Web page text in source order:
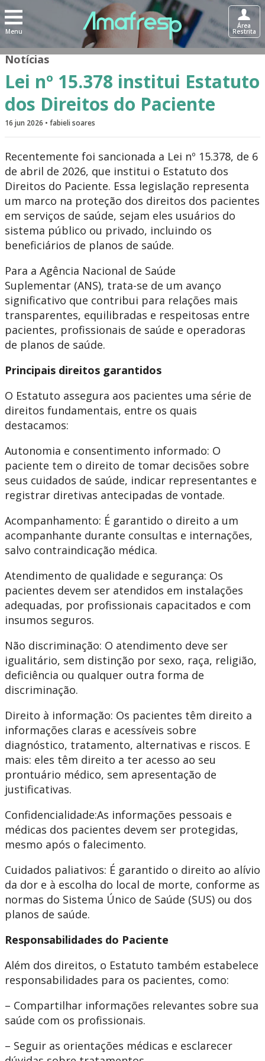
Menu
Área
Restrita
Notícias
Lei nº 15.378 institui Estatuto
dos Direitos do Paciente
16 jun 2026 • fabieli soares
Recentemente foi sancionada a Lei nº 15.378, de 6
de abril de 2026, que institui o Estatuto dos
Direitos do Paciente.​ Essa legislação representa
um marco na proteção dos direitos dos pacientes
em serviços de saúde, sejam eles usuários do
sistema público ou privado, incluindo os
beneficiários de planos de saúde.
Para a Agência Nacional de Saúde
Suplementar (ANS), trata-se de um avanço
significativo que contribui para relações mais
transparentes, equilibradas e respeitosas entre
pacientes, profissionais de saúde e operadoras
de planos de saúde.
Principais direitos garantidos
O Estatuto assegura aos pacientes uma série de
direitos fundamentais, entre os quais
destacamos:
Autonomia e consentimento informado: O
paciente tem o direito de tomar decisões sobre
seus cuidados de saúde, indicar representantes e
registrar diretivas antecipadas de vontade.
Acompanhamento: É garantido o direito a um
acompanhante durante consultas e internações,
salvo contraindicação médica. ​
Atendimento de qualidade e segurança: Os
pacientes devem ser atendidos em instalações
adequadas, por profissionais capacitados e com
insumos seguros. ​
Não discriminação: O atendimento deve ser
igualitário, sem distinção por sexo, raça, religião,
deficiência ou qualquer outra forma de
discriminação.
Direito à informação: Os pacientes têm direito a
informações claras e acessíveis sobre
diagnóstico, tratamento, alternativas e riscos. ​E
mais: eles têm direito a ter acesso ao seu
prontuário médico, sem apresentação de
justificativas.
Confidencialidade:As informações pessoais e
médicas dos pacientes devem ser protegidas,
mesmo após o falecimento. ​
Cuidados paliativos: É garantido o direito ao alívio
da dor e à escolha do local de morte, conforme as
normas do Sistema Único de Saúde (SUS) ou dos
planos de saúde.
Responsabilidades do Paciente
Além dos direitos, o Estatuto também estabelece
responsabilidades para os pacientes, como:
– Compartilhar informações relevantes sobre sua
saúde com os profissionais. ​
– Seguir as orientações médicas e esclarecer